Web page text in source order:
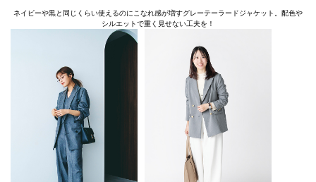
ネイビーや黒と同じくらい使えるのにこなれ感が増すグレーテーラードジャケット。配色や
シルエットで重く見せない工夫を！